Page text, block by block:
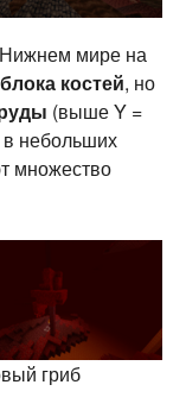
мире на
блока костей, но
(выше Y =
небольших
множество
гриб